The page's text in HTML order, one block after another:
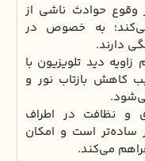
وقوع حوادث ناشی از
می‌کند؛ به خصوص در
دارند.
دید تلویزیون با
کاهش بازتاب نور و
و نظافت در اطراف
ساده‌تر است و امکان
می‌کند.